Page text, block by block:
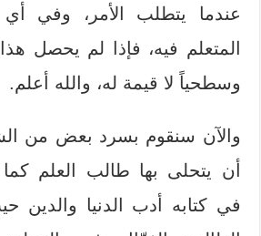
عندما يتطلب الأمر، وفي
المتعلم فيه، فإذا لم يحصل
وسطحياً لا قيمة له، والله أعلم.
والآن سنقوم بسرد بعض من
أن يتحلى بها طالب العلم
في كتابه أدب الدنيا والدين